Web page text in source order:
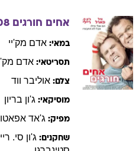
אחים חורגים
במאי: אדם מק'יי
תסריטאי: אדם
צלם: אוליבר ווד
מוסיקאי: ג'ון בריון
מפיק: ג'אד אפאטו
שחקנים: ג'ון סי.